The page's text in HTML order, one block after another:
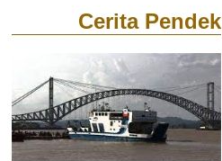
Cerita Pendek